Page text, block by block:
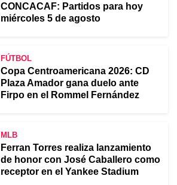
CONCACAF: Partidos para hoy
miércoles 5 de agosto
FÚTBOL
Copa Centroamericana 2026: CD
Plaza Amador gana duelo ante
Firpo en el Rommel Fernández
MLB
Ferran Torres realiza lanzamiento
de honor con José Caballero como
receptor en el Yankee Stadium